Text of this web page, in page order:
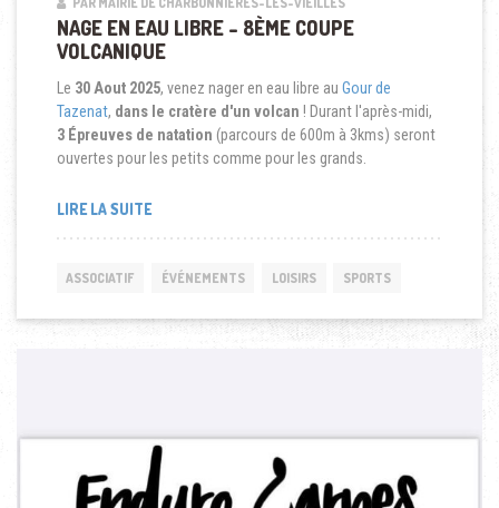
NAGE EN EAU LIBRE – 8ÈME COUPE
VOLCANIQUE
Le 30 Aout 2025, venez nager en eau libre au Gour de
Tazenat, dans le cratère d'un volcan ! Durant l'après-midi,
3 Épreuves de natation (parcours de 600m à 3kms) seront
ouvertes pour les petits comme pour les grands.
LIRE LA SUITE
ASSOCIATIF ÉVÉNEMENTS LOISIRS SPORTS